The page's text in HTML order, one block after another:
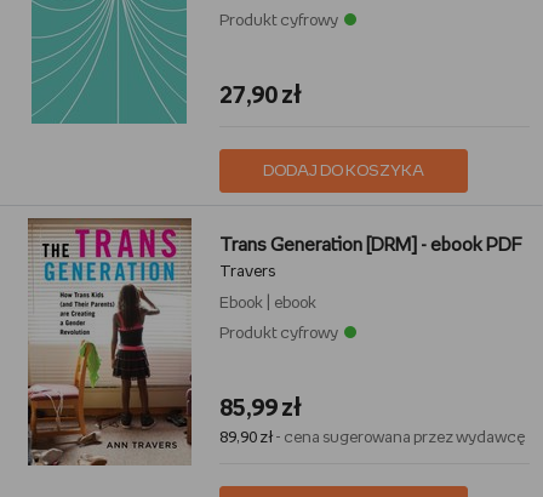
Produkt cyfrowy
27,90 zł
DODAJ DO KOSZYKA
Trans Generation [DRM] - ebook PDF
Travers
Ebook
ebook
Produkt cyfrowy
85,99 zł
89,90 zł- cena sugerowana przez wydawcę